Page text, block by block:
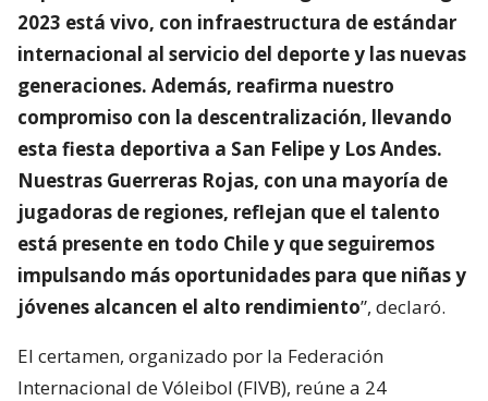
2023 está vivo, con infraestructura de estándar
internacional al servicio del deporte y las nuevas
generaciones. Además, reafirma nuestro
compromiso con la descentralización, llevando
esta fiesta deportiva a San Felipe y Los Andes.
Nuestras Guerreras Rojas, con una mayoría de
jugadoras de regiones, reflejan que el talento
está presente en todo Chile y que seguiremos
impulsando más oportunidades para que niñas y
jóvenes alcancen el alto rendimiento”, declaró.
El certamen, organizado por la Federación
Internacional de Vóleibol (FIVB), reúne a 24